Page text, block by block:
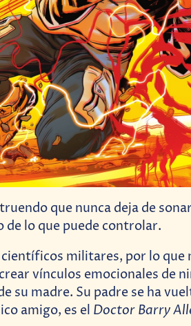
que nunca deja de
de lo que puede controlar.
militares, por lo que
vínculos emocionales de
su madre. Su padre se ha
amigo, es el Doctor Barry